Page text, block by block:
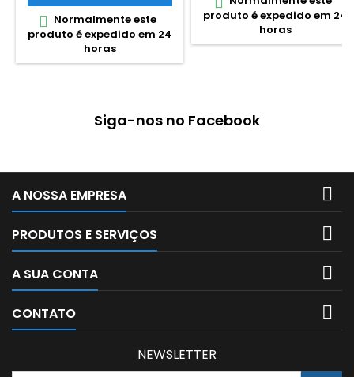
Este kit de construção de um
modelo de carro inclui
funções de corrida
emocionantes e detalhadas,
incluindo pneus traseiros
cores roxo com chamas...
 Normalmente este
produto é expedido em 24
horas
identificação e a
aprendizagem das crianças.
Contituido por 100 peças. Este
visual/motora....
produto é expedido em 24
horas
Siga-nos no Facebook
A NOSSA EMPRESA 
PRODUTOS E SERVIÇOS 
A SUA CONTA 
CONTATO 
NEWSLETTER